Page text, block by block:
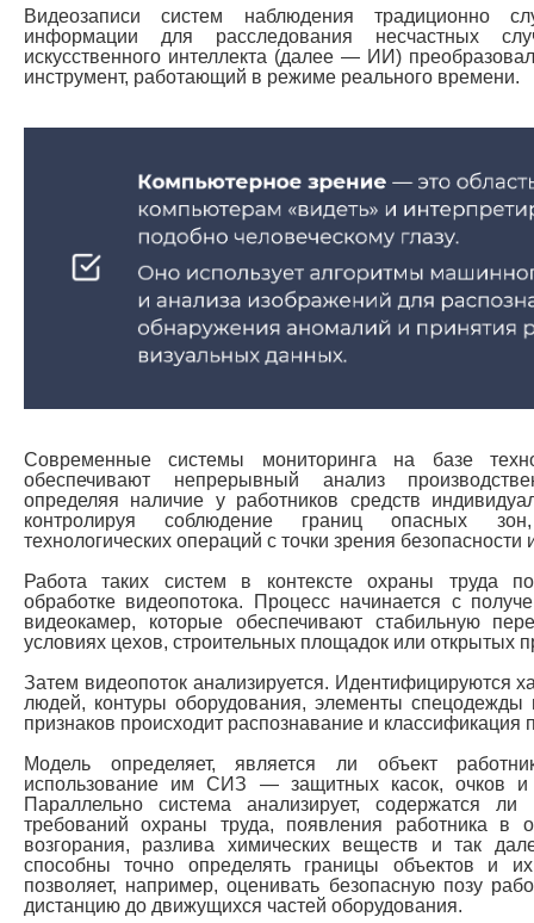
Видеозаписи систем наблюдения традиционно
информации для расследования несчастных
искусственного интеллекта (далее — ИИ)
инструмент, работающий в режиме реального времени.
Современные системы мониторинга на базе
обеспечивают непрерывный анализ
определяя наличие у работников средств
контролируя соблюдение границ опасных
технологических операций с точки зрения безопасности
Работа таких систем в контексте охраны труда
обработке видеопотока. Процесс начинается с
видеокамер, которые обеспечивают стабильную
условиях цехов, строительных площадок или открытых
Затем видеопоток анализируется. Идентифицируются
людей, контуры оборудования, элементы
признаков происходит распознавание и
Модель определяет, является ли объект
использование им СИЗ — защитных касок, очков и
Параллельно система анализирует, содержатся
требований охраны труда, появления работника в
возгорания, разлива химических веществ и так
способны точно определять границы объектов и
позволяет, например, оценивать безопасную позу
дистанцию до движущихся частей оборудования.